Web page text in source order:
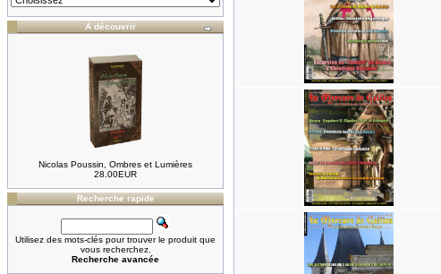
A découvrir
Nicolas Poussin, Ombres et Lumières
28.00EUR
Recherche rapide
Utilisez des mots-clés pour trouver le produit que
vous recherchez.
Recherche avancée